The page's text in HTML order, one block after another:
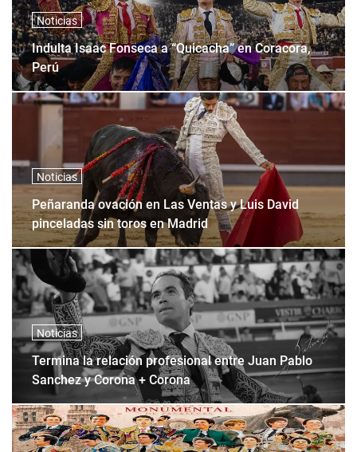
Noticias
Indulta Isaac Fonseca a “Quicacha” en Coracora,
Perú
Noticias
Peñaranda ovación en Las Ventas y Luis David
pinceladas sin toros en Madrid
Noticias
Termina la relación profesional entre Juan Pablo
Sanchez y Corona + Corona